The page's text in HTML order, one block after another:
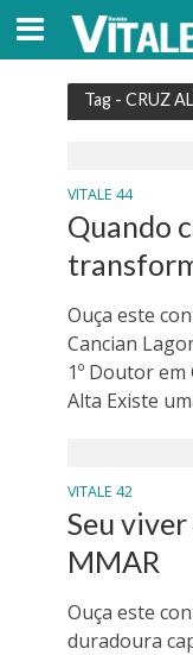
Tag - CRUZ
VITALE 44
Quando
Ouça este
Cancian
1º Doutor
Alta Existe
VITALE 42
Seu
MMAR
Ouça este
duradoura